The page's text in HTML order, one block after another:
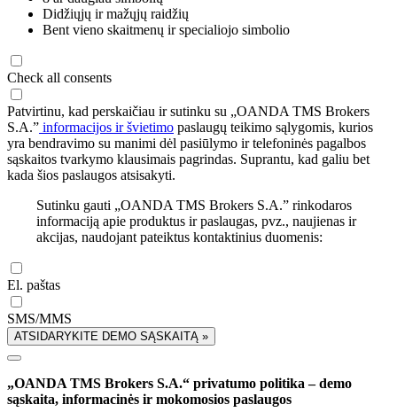
Didžiųjų ir mažųjų raidžių
Bent vieno skaitmenų ir specialiojo simbolio
Check all consents
Patvirtinu, kad perskaičiau ir sutinku su „OANDA TMS Brokers
S.A.” informacijos ir švietimo paslaugų teikimo sąlygomis, kurios
yra bendravimo su manimi dėl pasiūlymo ir telefoninės pagalbos
sąskaitos tvarkymo klausimais pagrindas. Suprantu, kad galiu bet
kada šios paslaugos atsisakyti.
Sutinku gauti „OANDA TMS Brokers S.A.” rinkodaros
informaciją apie produktus ir paslaugas, pvz., naujienas ir
akcijas, naudojant pateiktus kontaktinius duomenis:
El. paštas
SMS/MMS
ATSIDARYKITE DEMO SĄSKAITĄ »
„OANDA TMS Brokers S.A.“ privatumo politika – demo
sąskaita, informacinės ir mokomosios paslaugos